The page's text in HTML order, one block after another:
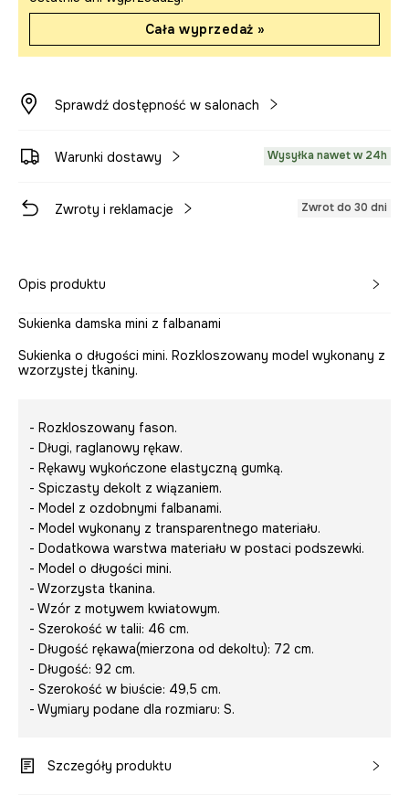
Cała wyprzedaż »
Sprawdź dostępność w salonach
Warunki dostawy Wysyłka nawet w 24h
Zwroty i reklamacje Zwrot do 30 dni
Opis produktu
Sukienka damska mini z falbanami
Sukienka o długości mini. Rozkloszowany model wykonany z
wzorzystej tkaniny.
- Rozkloszowany fason.
- Długi, raglanowy rękaw.
- Rękawy wykończone elastyczną gumką.
- Spiczasty dekolt z wiązaniem.
- Model z ozdobnymi falbanami.
- Model wykonany z transparentnego materiału.
- Dodatkowa warstwa materiału w postaci podszewki.
- Model o długości mini.
- Wzorzysta tkanina.
- Wzór z motywem kwiatowym.
- Szerokość w talii: 46 cm.
- Długość rękawa(mierzona od dekoltu): 72 cm.
- Długość: 92 cm.
- Szerokość w biuście: 49,5 cm.
- Wymiary podane dla rozmiaru: S.
Szczegóły produktu